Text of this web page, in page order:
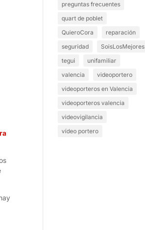
preguntas frecuentes
quart de poblet
QuieroCora
reparación
seguridad
SoisLosMejores
tegui
unifamiliar
valencia
videoportero
videoporteros en Valencia
videoporteros valencia
videovigilancia
vídeo portero